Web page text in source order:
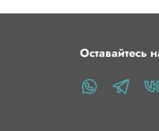
°СТепл. изделия105
коробка (0,004Оставайтесь